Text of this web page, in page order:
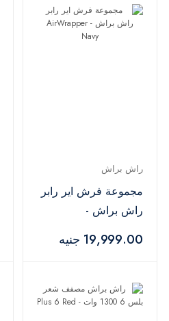
راش براش
مجموعة فرش اير رابر
راش براش -
19,999.00 جنيه